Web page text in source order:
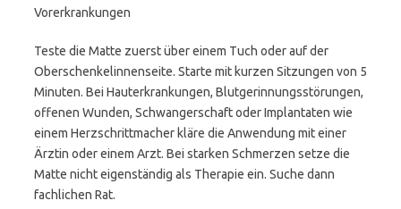
Vorerkrankungen
Teste die Matte zuerst über einem Tuch oder auf der
Oberschenkelinnenseite. Starte mit kurzen Sitzungen von 5
Minuten. Bei Hauterkrankungen, Blutgerinnungsstörungen,
offenen Wunden, Schwangerschaft oder Implantaten wie
einem Herzschrittmacher kläre die Anwendung mit einer
Ärztin oder einem Arzt. Bei starken Schmerzen setze die
Matte nicht eigenständig als Therapie ein. Suche dann
fachlichen Rat.